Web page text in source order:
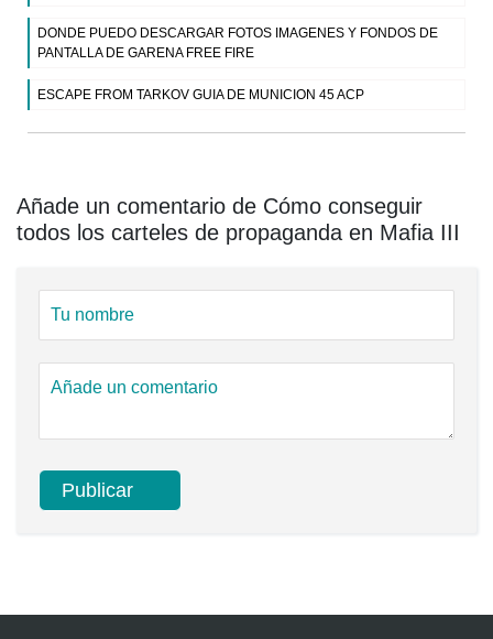
DONDE PUEDO DESCARGAR FOTOS IMAGENES Y FONDOS DE
PANTALLA DE GARENA FREE FIRE
ESCAPE FROM TARKOV GUIA DE MUNICION 45 ACP
Añade un comentario de Cómo conseguir
todos los carteles de propaganda en Mafia III